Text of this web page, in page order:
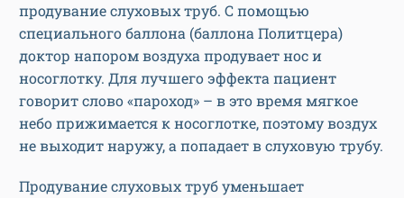
продувание слуховых труб. С помощью
специального баллона (баллона Политцера)
доктор напором воздуха продувает нос и
носоглотку. Для лучшего эффекта пациент
говорит слово «пароход» – в это время мягкое
небо прижимается к носоглотке, поэтому воздух
не выходит наружу, а попадает в слуховую трубу.
Продувание слуховых труб уменьшает